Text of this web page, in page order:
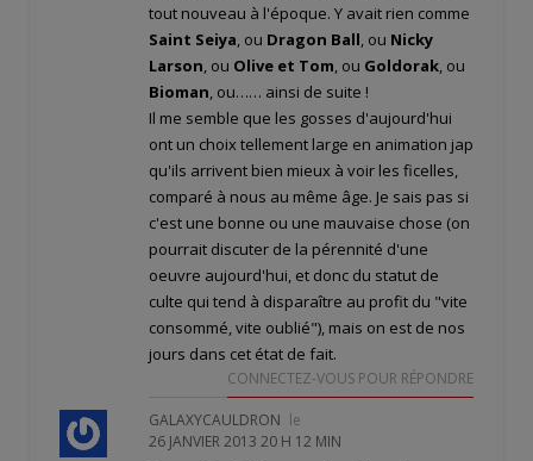
tout nouveau à l'époque. Y avait rien comme
Saint Seiya, ou Dragon Ball, ou Nicky
Larson, ou Olive et Tom, ou Goldorak, ou
Bioman, ou…… ainsi de suite !
Il me semble que les gosses d'aujourd'hui
ont un choix tellement large en animation jap
qu'ils arrivent bien mieux à voir les ficelles,
comparé à nous au même âge. Je sais pas si
c'est une bonne ou une mauvaise chose (on
pourrait discuter de la pérennité d'une
oeuvre aujourd'hui, et donc du statut de
culte qui tend à disparaître au profit du "vite
consommé, vite oublié"), mais on est de nos
jours dans cet état de fait.
CONNECTEZ-VOUS POUR RÉPONDRE
GALAXYCAULDRON le
26 JANVIER 2013 20 H 12 MIN